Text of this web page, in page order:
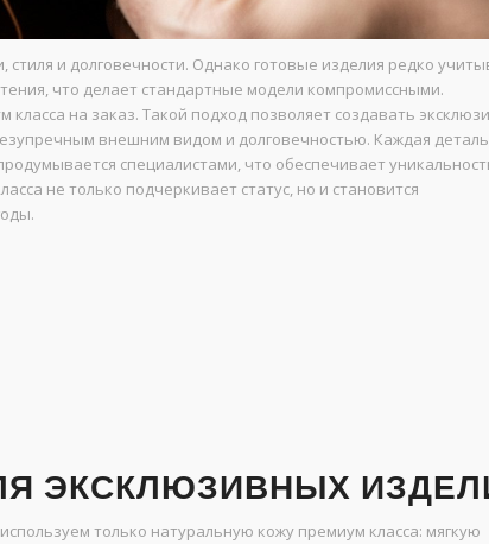
и долговечности. Однако готовые изделия редко
что делает стандартные модели компромиссными.
на заказ. Такой подход позволяет создавать
внешним видом и долговечностью. Каждая
специалистами, что обеспечивает
не только подчеркивает статус, но и становится
ЭКСКЛЮЗИВНЫХ
только натуральную кожу премиум класса: мягкую